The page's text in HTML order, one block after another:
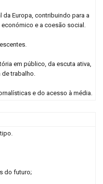
da Europa, contribuindo para a
e a coesão social.
em público, da escuta ativa,
de trabalho.
e do acesso à média.
do futuro;